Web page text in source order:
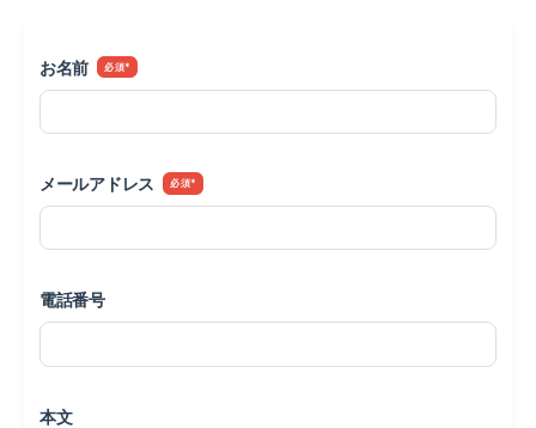
お名前 *
メールアドレス *
電話番号
本文